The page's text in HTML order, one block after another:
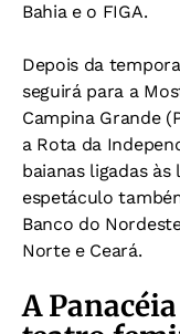
Bahia e o FIGA.
Depois da
seguirá para a
Campina Grande
a Rota da
baianas ligadas
espetáculo
Banco do
Norte e Ceará.
A